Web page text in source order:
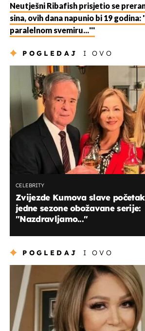
Neutješni Ribafish prisjetio se
sina, ovih dana napunio bi 19 godina:
paralelnom svemiru...'''
POGLEDAJ I OVO
CELEBRITY
Zvijezde Kumova slave
jedne sezone obožavane serije:
"Nazdravljamo...''
POGLEDAJ I OVO